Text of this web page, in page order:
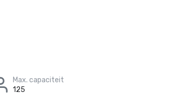
Max. capaciteit
125